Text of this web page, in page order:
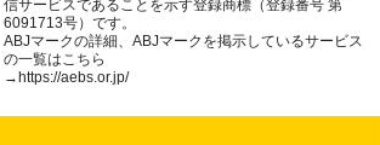
信サービスであることを示す登録商標（登録番号 第
6091713号）です。
ABJマークの詳細、ABJマークを掲示しているサービス
の一覧はこちら
→ https://aebs.or.jp/